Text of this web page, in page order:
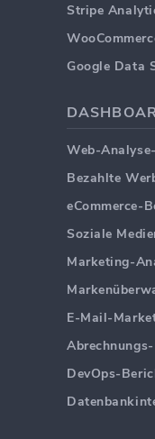
Stripe
Google Data
Web-
Bezahlte
eCommerce-
Soziale
Marketing-
E-Mail-
DevOps-